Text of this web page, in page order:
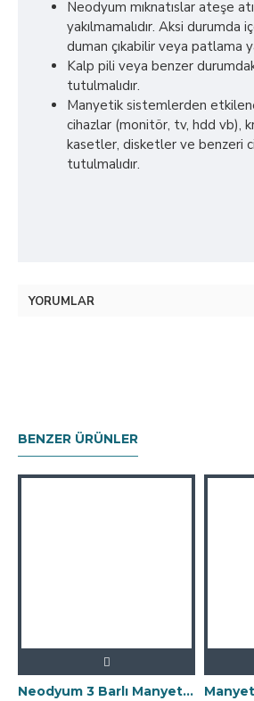
Neodyum mıknatıslar ateşe
yakılmamalıdır. Aksi durumda
duman çıkabilir veya patlama
Kalp pili veya benzer
tutulmalıdır.
Manyetik sistemlerden
cihazlar (monitör, tv, hdd vb),
kasetler, disketler ve benzeri
tutulmalıdır.
YORUMLAR
BENZER ÜRÜNLER
Neodyum 3 Barlı Manyetik Elek Mıknatıs Seperatör